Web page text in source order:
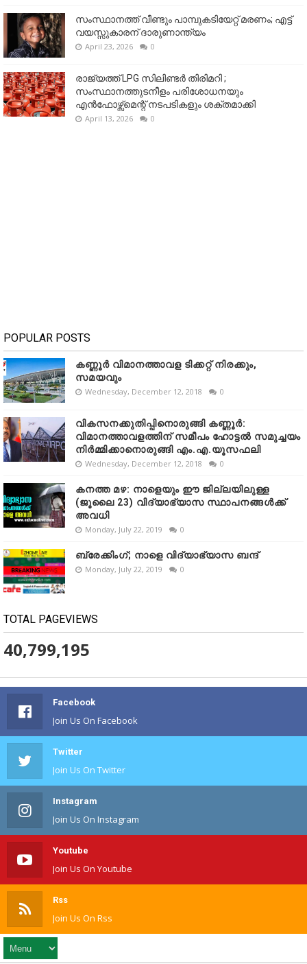
സംസ്ഥാനത്ത് വീണ്ടും പാമ്പുകടിയേറ്റ് മരണം; എട്ട്
വയസ്സുകാരന് ദാരുണാന്ത്യം
April 23, 2026 0
രാജ്യത്ത് LPG സിലിണ്ടർ തിരിമറി ;
സംസ്ഥാനത്തുടനീളം പരിശോധനയും
എൻഫോഴ്സ്മെന്റ് നടപടികളും ശക്തമാക്കി
April 13, 2026 0
POPULAR POSTS
കണ്ണൂർ വിമാനത്താവള ടിക്കറ്റ് നിരക്കും,
സമയവും
Wednesday, December 12, 2018 0
വികസനക്കുതിപ്പിനൊരുങ്ങി കണ്ണൂർ:
വിമാനത്താവളത്തിന് സമീപം ഹോട്ടൽ സമുച്ചയം
നിർമ്മിക്കാനൊരുങ്ങി എം.എ.യൂസഫലി
Wednesday, December 12, 2018 0
കനത്ത മഴ: നാളെയും ഈ ജില്ലയിലുള്ള
(ജൂലൈ 23) വിദ്യാഭ്യാസ സ്ഥാപനങ്ങൾക്ക്
അവധി
Monday, July 22, 2019 0
ബ്രേക്കിംഗ്; നാളെ വിദ്യാഭ്യാസ ബന്ദ്
Monday, July 22, 2019 0
TOTAL PAGEVIEWS
40,799,195
Facebook
Join Us On Facebook
Twitter
Join Us On Twitter
Instagram
Join Us On Instagram
Youtube
Join Us On Youtube
Rss
Join Us On Rss